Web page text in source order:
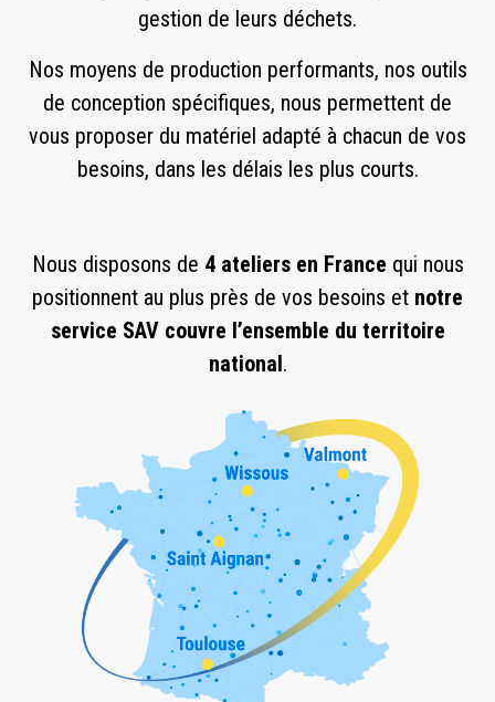
gestion de leurs déchets.
Nos moyens de production performants, nos outils
de conception spécifiques, nous permettent de
vous proposer du matériel adapté à chacun de vos
besoins, dans les délais les plus courts.
Nous disposons de 4 ateliers en France qui nous
positionnent au plus près de vos besoins et notre
service SAV couvre l’ensemble du territoire
national.